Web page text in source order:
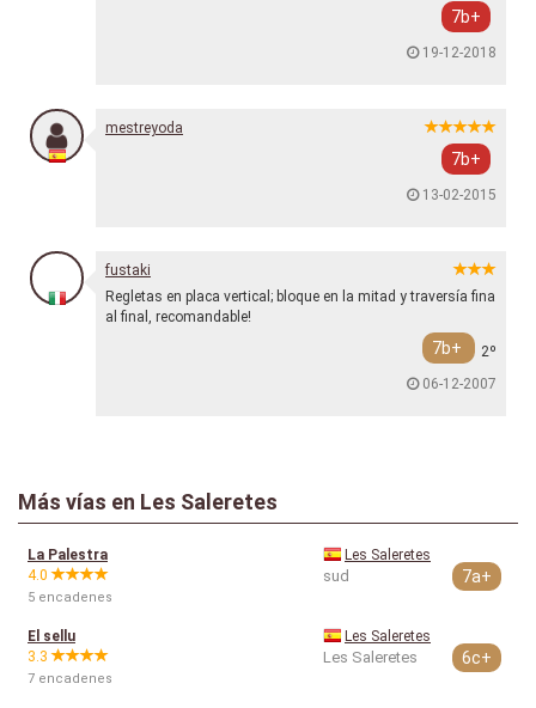
7b+
19-12-2018
mestreyoda
7b+
13-02-2015
fustaki
Regletas en placa vertical; bloque en la mitad y traversía fina
al final, recomandable!
7b+
2º
06-12-2007
Más vías en Les Saleretes
La Palestra
4.0
5 encadenes
Les Saleretes
sud 7a+
El sellu
3.3
7 encadenes
Les Saleretes
Les Saleretes 6c+